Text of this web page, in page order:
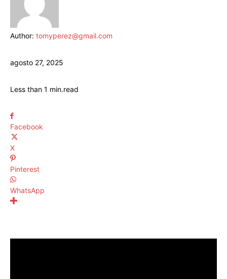
Author: tomyperez@gmail.com
agosto 27, 2025
Less than 1 min.read
Facebook
X
Pinterest
WhatsApp